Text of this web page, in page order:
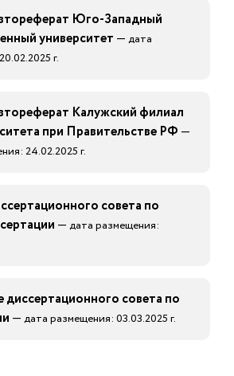
Юго-Западный
университет — дата
г.
Калужский филиал
при Правительстве РФ —
24.02.2025 г.
совета по
— дата размещения:
диссертационного совета по
— дата размещения: 03.03.2025 г.